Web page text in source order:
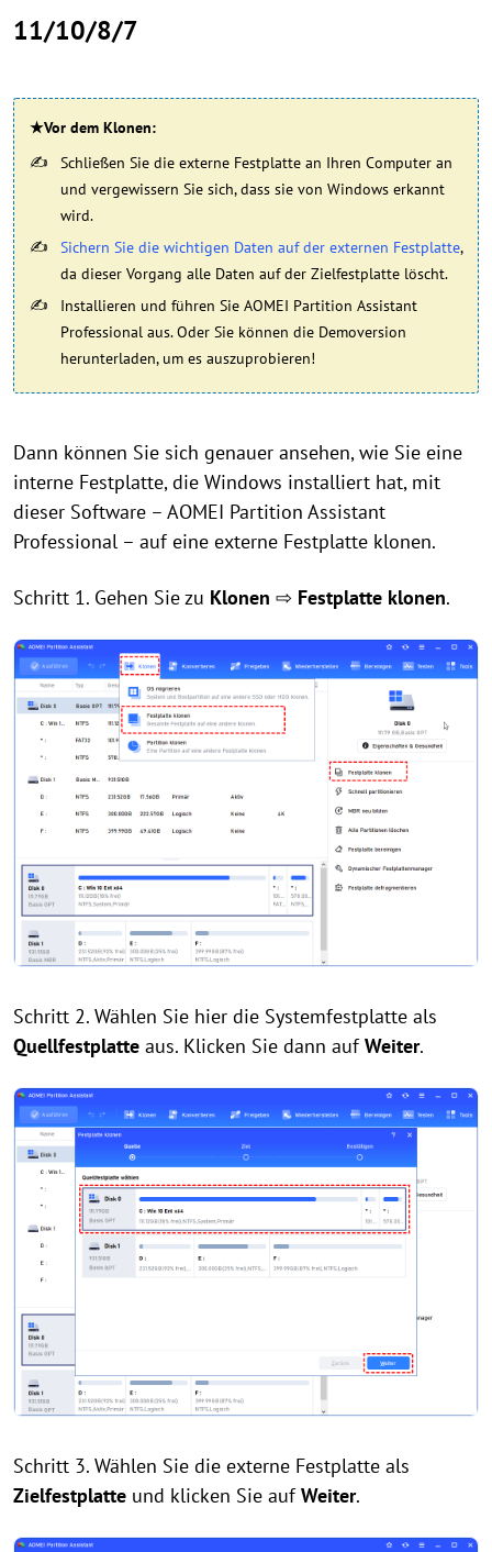
11/10/8/7
★Vor dem Klonen:
Schließen Sie die externe Festplatte an Ihren Computer an
und vergewissern Sie sich, dass sie von Windows erkannt
wird.
Sichern Sie die wichtigen Daten auf der externen Festplatte,
da dieser Vorgang alle Daten auf der Zielfestplatte löscht.
Installieren und führen Sie AOMEI Partition Assistant
Professional aus. Oder Sie können die Demoversion
herunterladen, um es auszuprobieren!
Dann können Sie sich genauer ansehen, wie Sie eine
interne Festplatte, die Windows installiert hat, mit
dieser Software – AOMEI Partition Assistant
Professional – auf eine externe Festplatte klonen.
Schritt 1. Gehen Sie zu Klonen ⇨ Festplatte klonen.
Schritt 2. Wählen Sie hier die Systemfestplatte als
Quellfestplatte aus. Klicken Sie dann aufWeiter.
Schritt 3. Wählen Sie die externe Festplatte als
Zielfestplatte und klicken Sie aufWeiter.